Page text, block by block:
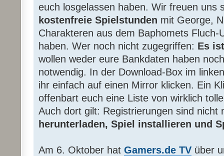
euch losgelassen haben. Wir freuen uns
kostenfreie Spielstunden mit George,
Charakteren aus dem Baphomets Fluch-
haben. Wer noch nicht zugegriffen: Es
wollen weder eure Bankdaten haben
notwendig. In der Download-Box im
ihr einfach auf einen Mirror klicken. Ein
offenbart euch eine Liste von wirklich
Auch dort gilt: Registrierungen sind nicht
herunterladen, Spiel installieren und
Am 6. Oktober hat Gamers.de TV über